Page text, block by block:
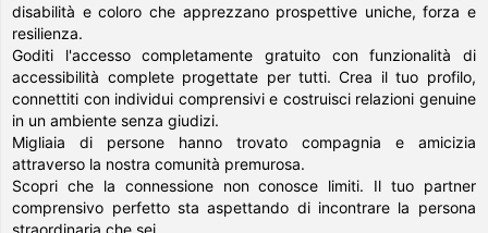
disabilità e coloro che apprezzano prospettive uniche, forza e
resilienza.
Goditi l'accesso completamente gratuito con funzionalità di
accessibilità complete progettate per tutti. Crea il tuo profilo,
connettiti con individui comprensivi e costruisci relazioni genuine
in un ambiente senza giudizi.
Migliaia di persone hanno trovato compagnia e amicizia
attraverso la nostra comunità premurosa.
Scopri che la connessione non conosce limiti. Il tuo partner
comprensivo perfetto sta aspettando di incontrare la persona
straordinaria che sei.